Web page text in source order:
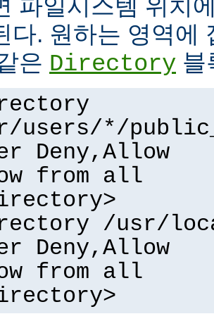
파일시스템 위치
다. 원하는 영역에
은 Directory 블
users/*/
Deny,Allow
from all
/usr/
Deny,Allow
from all